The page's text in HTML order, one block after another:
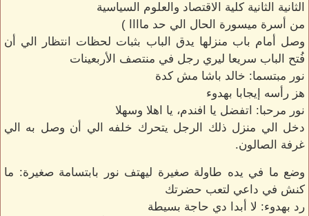
الثانية الثانية كلية الاقتصاد والعلوم السياسية
من أسرة ميسورة الحال الي حد ماااا )
وصل أمام باب منزلها يدق الباب بثبات لحظات انتظار الي أن
فُتح الباب سريعا ليري رجل في منتصف الأربعينات
نور مبتسما: خالد باشا مش كدة
هز رأسه إيجابا بهدوء
نور مرحبا: اتفضل يا افندم، يا اهلا وسهلا
دخل الي منزل ذلك الرجل يتحرك خلفه الي أن وصل به الي
غرفة الصالون.
وضع ما في يده طاولة صغيرة ليهتف نور بابتسامة صغيرة: ما
كنش في داعي لتعب حضرتك
رد بهدوء: لا أبدا دي حاجة بسيطة